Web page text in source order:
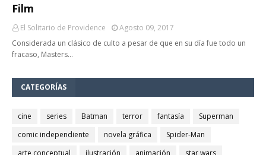
Film
El Solitario de Providence
Agosto 09, 2017
Considerada un clásico de culto a pesar de que en su día fue todo un
fracaso, Masters…
CATEGORÍAS
cine series Batman terror fantasía
Superman
comic independiente
novela gráfica
Spider-Man
arte conceptual
ilustración animación
star wars